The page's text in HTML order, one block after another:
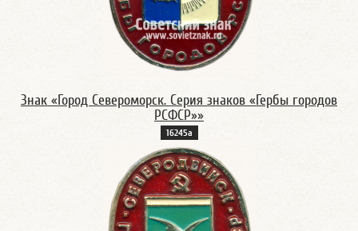
Знак «Город Североморск. Серия знаков «Гербы городов
РСФСР»»
16245а